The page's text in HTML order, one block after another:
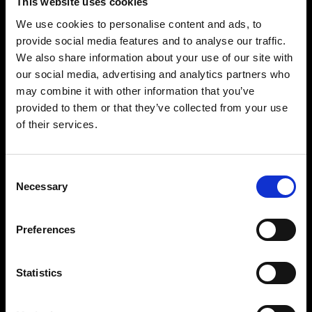
We use cookies to personalise content and ads, to
provide social media features and to analyse our traffic.
We also share information about your use of our site with
our social media, advertising and analytics partners who
may combine it with other information that you’ve
provided to them or that they’ve collected from your use
of their services.
Selection
Necessary
Preferences
Statistics